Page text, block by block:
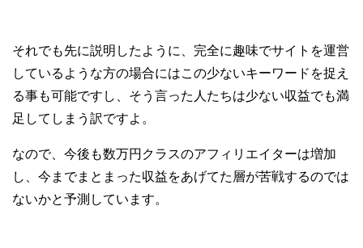
それでも先に説明したように、完全に趣味でサイトを運営
しているような方の場合にはこの少ないキーワードを捉え
る事も可能ですし、そう言った人たちは少ない収益でも満
足してしまう訳ですよ。
なので、今後も数万円クラスのアフィリエイターは増加
し、今までまとまった収益をあげてた層が苦戦するのでは
ないかと予測しています。